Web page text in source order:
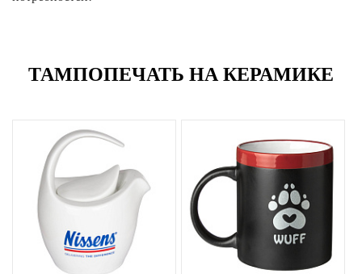
ТАМПОПЕЧАТЬ НА КЕРАМИКЕ